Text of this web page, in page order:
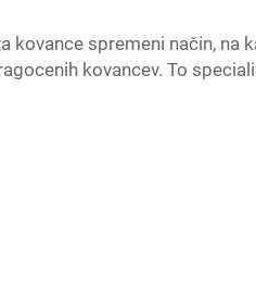
kovance spremeni način, na
kovancev. To
napake in označbe